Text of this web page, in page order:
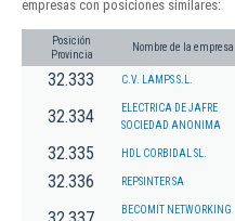
empresas con posiciones similares:
Posición
Provincia
Nombre de la empresa
32.333 C.V. LAMPS S.L.
32.334
ELECTRICA DE JAFRE
SOCIEDAD ANONIMA
32.335 HDL CORBIDAL SL.
32.336 REPSINTER SA
BECOMIT NETWORKING